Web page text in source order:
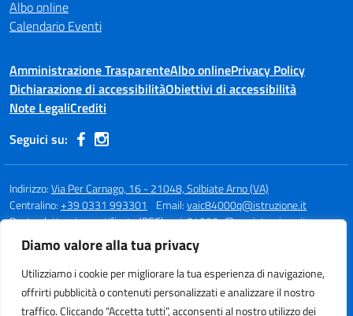
Diamo valore alla tua privacy
Utilizziamo i cookie per migliorare la tua esperienza di navigazione,
offrirti pubblicità o contenuti personalizzati e analizzare il nostro
traffico. Cliccando “Accetta tutti”, acconsenti al nostro utilizzo dei
Albo online
Calendario Eventi
Amministrazione TrasparenteAlbo onlinePrivacy Policy
Dichiarazione di accessibilitàObiettivi di accessibilità
Note LegaliCrediti
Seguici su:
Indirizzo:Via Per Carnago, 16 - 21048, Solbiate Arno (VA)
Centralino:+39 0331 993301 Email:vaic84000q@istruzione.it
Posta elettronica certificata (PEC):vaic84000q@pec.istruzione.it
Codice fiscale: 80015980123
Codice meccanografico:
VAIC84000Q
Codice unico di fatturazione (CUF): UFBQUC